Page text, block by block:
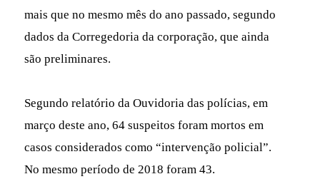
mais que no mesmo mês do ano passado, segundo
dados da Corregedoria da corporação, que ainda
são preliminares.
Segundo relatório da Ouvidoria das polícias, em
março deste ano, 64 suspeitos foram mortos em
casos considerados como “intervenção policial”.
No mesmo período de 2018 foram 43.